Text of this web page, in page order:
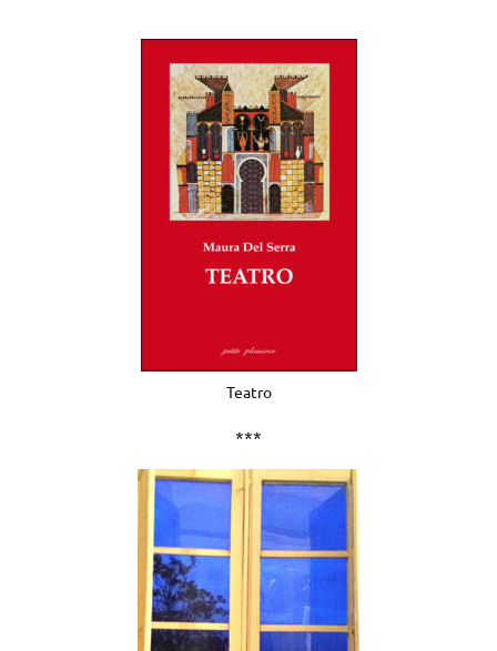
Teatro
***